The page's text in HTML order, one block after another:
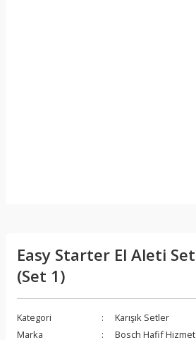
Easy Starter El Aleti
(Set 1)
Kategori
Karışık Setler
Marka
Bosch Hafif Hizmet